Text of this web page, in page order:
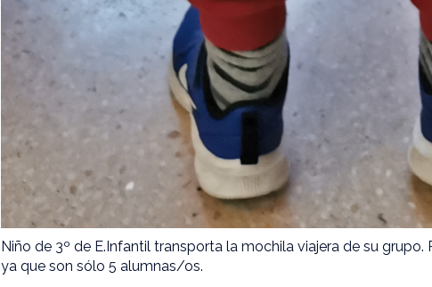
Niño de 3º de E.Infantil transporta la mochila viajera de su
ya que son sólo 5 alumnas/os.